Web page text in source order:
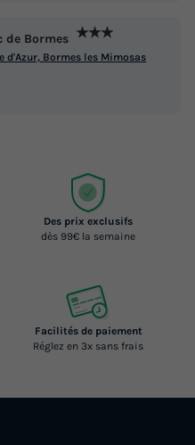
de Bormes ★★★
d'Azur, Bormes les Mimosas
Des prix exclusifs
dès 99€ la semaine
Facilités de paiement
Réglez en 3x sans frais